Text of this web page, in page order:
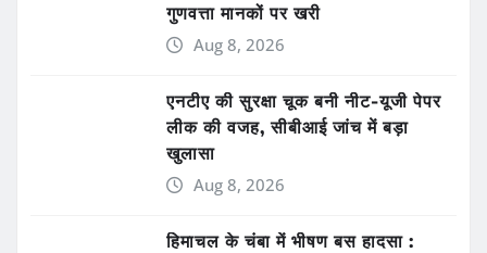
गुणवत्ता मानकों पर खरी
Aug 8, 2026
एनटीए की सुरक्षा चूक बनी नीट-यूजी पेपर
लीक की वजह, सीबीआई जांच में बड़ा
खुलासा
Aug 8, 2026
हिमाचल के चंबा में भीषण बस हादसा :